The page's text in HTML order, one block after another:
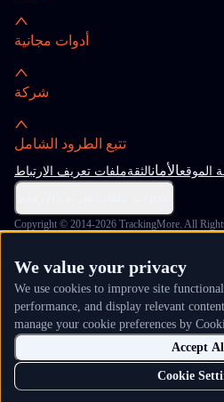
أدوات مجانية
شركة
تتبع الطرود الشامل
الموقعالأمانالثقةملفات تعريف الارتباط
Copyright © 2014-2026 TrackingMore. All
We value your privacy
We use cookies to improve site
performance, and display relevant
manage your cookie preferences by
Cookie
Accept